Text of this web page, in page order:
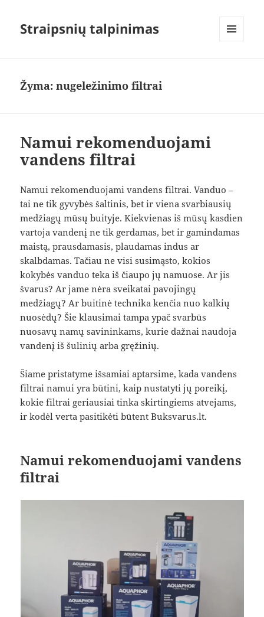
Straipsnių talpinimas
Žyma:nugeležinimo filtrai
Namui rekomenduojami
vandens filtrai
Namui rekomenduojami vandens filtrai. Vanduo –
tai ne tik gyvybės šaltinis, bet ir viena svarbiausių
medžiagų mūsų buityje. Kiekvienas iš mūsų kasdien
vartoja vandenį ne tik gerdamas, bet ir gamindamas
maistą, prausdamasis, plaudamas indus ar
skalbdamas. Tačiau ne visi susimąsto, kokios
kokybės vanduo teka iš čiaupo jų namuose. Ar jis
švarus? Ar jame nėra sveikatai pavojingų
medžiagų? Ar buitinė technika kenčia nuo kalkių
nuosėdų? Šie klausimai tampa ypač svarbūs
nuosavų namų savininkams, kurie dažnai naudoja
vandenį iš šulinių arba gręžinių.
Šiame pristatyme išsamiai aptarsime, kada vandens
filtrai namui yra būtini, kaip nustatyti jų poreikį,
kokie filtrai geriausiai tinka skirtingiems atvejams,
ir kodėl verta pasitikėti būtent Buksvarus.lt.
Namui rekomenduojami vandens
filtrai